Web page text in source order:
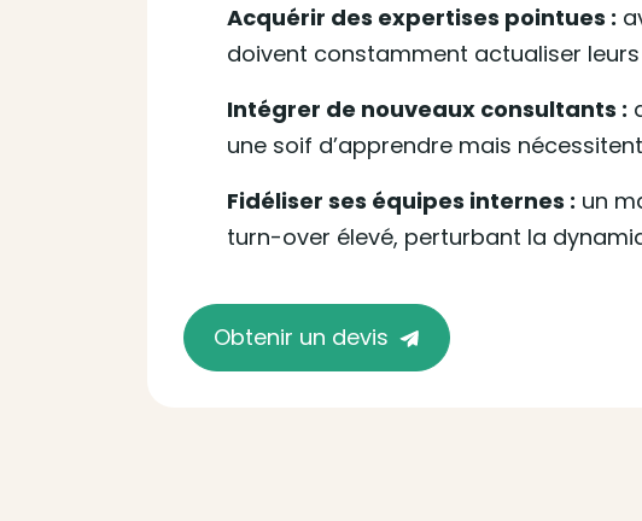
Acquérir des expertises pointues :
doivent constamment actualiser
Intégrer de nouveaux consultants :
une soif d’apprendre mais
Fidéliser ses équipes internes : un
turn-over élevé, perturbant la
Obtenir un devis